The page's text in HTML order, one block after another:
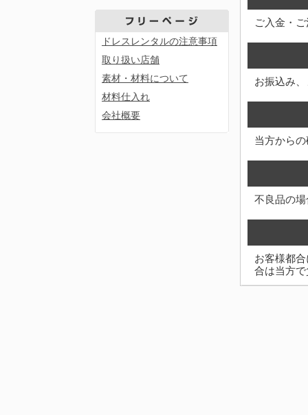
ドレスレンタルの注意事項
取り扱い店舗
素材・材料について
材料仕入れ
会社概要
ご入金・
お振込み
当方から
不良品の
お客様都
合は当方